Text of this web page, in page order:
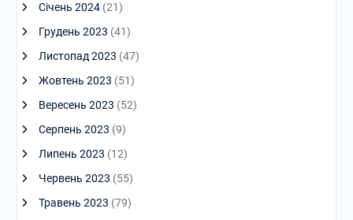
Січень 2024(21)
Грудень 2023 (41)
Листопад 2023 (47)
Жовтень 2023 (51)
Вересень 2023 (52)
Серпень 2023 (9)
Липень 2023 (12)
Червень 2023 (55)
Травень 2023 (79)